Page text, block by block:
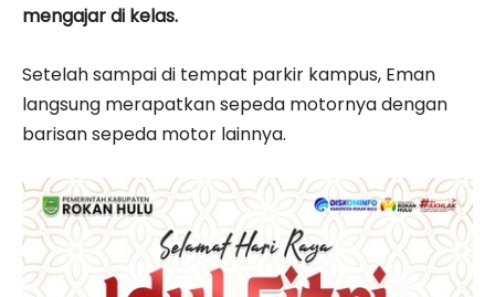
mengajar di kelas.
Setelah sampai di tempat parkir kampus, Eman
langsung merapatkan sepeda motornya dengan
barisan sepeda motor lainnya.